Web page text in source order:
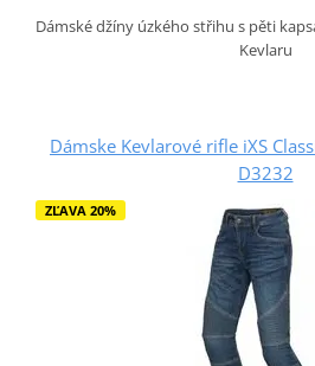
Dámské džíny úzkého střihu s pěti
Kevlaru
Dámske Kevlarové rifle iXS
D3232
ZĽAVA 20%